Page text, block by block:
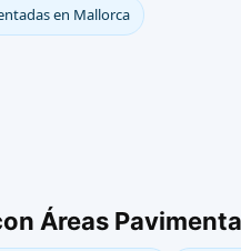
en Mallorca
Áreas